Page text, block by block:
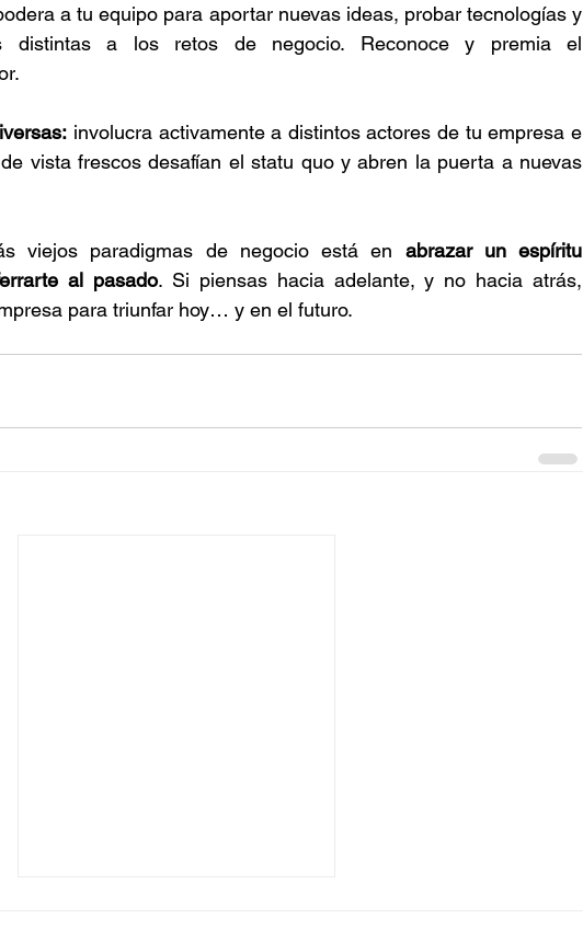
a tu equipo para aportar nuevas ideas, probar tecnologías y
distintas a los retos de negocio. Reconoce y premia el
involucra activamente a distintos actores de tu empresa e
vista frescos desafían el statu quo y abren la puerta a nuevas
viejos paradigmas de negocio está en abrazar un espíritu
al pasado. Si piensas hacia adelante, y no hacia atrás,
para triunfar hoy… y en el futuro.